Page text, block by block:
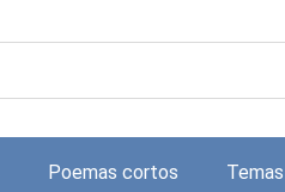
Poemas cortos Temas